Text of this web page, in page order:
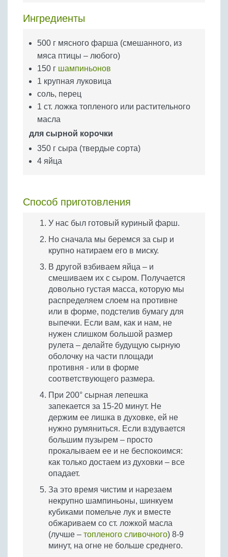
Яйца
Ингредиенты
500 г мясного фарша (смешанного, из
мяса птицы – любого)
150 г шампиньонов
1 крупная луковица
соль, перец
1 ст. ложка топленого или растительного
масла
для сырной корочки
350 г сыра (твердые сорта)
4 яйца
Способ приготовления
У нас был готовый куриный фарш.
Но сначала мы беремся за сыр и
крупно натираем его в миску.
В другой взбиваем яйца – и
смешиваем их с сыром. Получается
довольно густая масса, которую мы
распределяем слоем на противне
или в форме, подстелив бумагу для
выпечки. Если вам, как и нам, не
нужен слишком большой размер
рулета – делайте будущую сырную
оболочку на части площади
противня - или в форме
соответствующего размера.
При 200° сырная лепешка
запекается за 15-20 минут. Не
держим ее лишка в духовке, ей не
нужно румяниться. Если вздувается
большим пузырем – просто
прокалываем ее и не беспокоимся:
как только достаем из духовки – все
опадает.
За это время чистим и нарезаем
некрупно шампиньоны, шинкуем
кубиками помельче лук и вместе
обжариваем со ст. ложкой масла
(лучше – топленого сливочного) 8-9
минут, на огне не больше среднего.